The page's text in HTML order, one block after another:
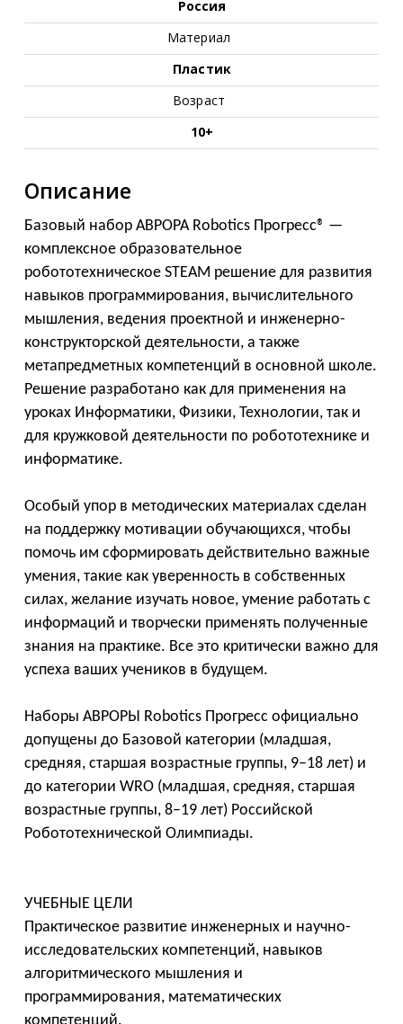
Россия
Материал
Пластик
Возраст
10+
Описание
Базовый набор АВРОРА Robotics Прогресс® —
комплексное образовательное
робототехническое STEAM решение для развития
навыков программирования, вычислительного
мышления, ведения проектной и инженерно-
конструкторской деятельности, а также
метапредметных компетенций в основной школе.
Решение разработано как для применения на
уроках Информатики, Физики, Технологии, так и
для кружковой деятельности по робототехнике и
информатике.
Особый упор в методических материалах сделан
на поддержку мотивации обучающихся, чтобы
помочь им сформировать действительно важные
умения, такие как уверенность в собственных
силах, желание изучать новое, умение работать с
информаций и творчески применять полученные
знания на практике. Все это критически важно для
успеха ваших учеников в будущем.
Наборы АВРОРЫ Robotics Прогресс официально
допущены до Базовой категории (младшая,
средняя, старшая возрастные группы, 9–18 лет) и
до категории WRO (младшая, средняя, старшая
возрастные группы, 8–19 лет) Российской
Робототехнической Олимпиады.
УЧЕБНЫЕ ЦЕЛИ
Практическое развитие инженерных и научно-
исследовательских компетенций, навыков
алгоритмического мышления и
программирования, математических